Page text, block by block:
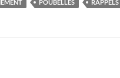
POUBELLES RAPPELS